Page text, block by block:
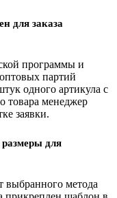
для заказа
программы и
партий
одного артикула с
товара менеджер
заявки.
для
выбранного метода